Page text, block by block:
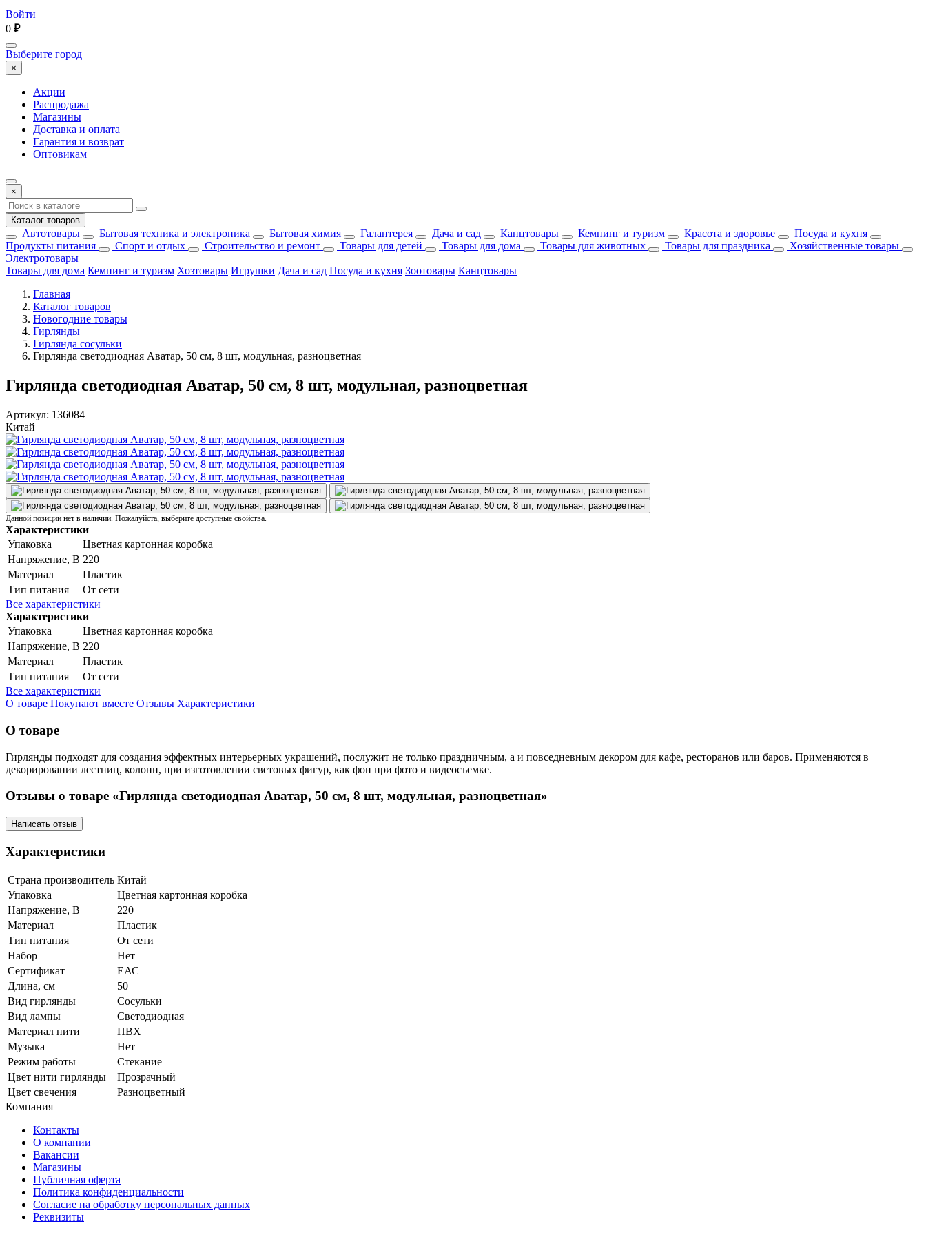
Войти
0 ₽
Выберите город
×
Акции
Распродажа
Магазины
Доставка и оплата
Гарантия и возврат
Оптовикам
×
Каталог товаров
Автотовары Бытовая техника и электроника Бытовая химия Галантерея Дача и сад Канцтовары Кемпинг и туризм Красота и здоровье
Посуда и кухня
Продукты питания
Спорт и отдых Строительство и ремонт Товары для детей Товары для дома Товары для животных Товары для праздника
Хозяйственные товары
Электротовары
Товары для дома Кемпинг и туризм Хозтовары Игрушки Дача и сад Посуда и кухня Зоотовары Канцтовары
Главная
Каталог товаров
Новогодние товары
Гирлянды
Гирлянда сосульки
Гирлянда светодиодная Аватар, 50 см, 8 шт, модульная, разноцветная
Гирлянда светодиодная Аватар, 50 см, 8 шт, модульная, разноцветная
Артикул: 136084
Китай
Данной позиции нет в наличии. Пожалуйста, выберите доступные свойства.
Характеристики
Упаковка
Цветная картонная коробка
Напряжение, В 220
Материал
Пластик
Тип питания
От сети
Все характеристики
Характеристики
Упаковка
Цветная картонная коробка
Напряжение, В 220
Материал
Пластик
Тип питания
От сети
Все характеристики
О товаре Покупают вместе Отзывы Характеристики
О товаре
Гирлянды подходят для создания эффектных интерьерных украшений, послужит не только праздничным, а и повседневным декором для кафе, ресторанов или баров. Применяются в
декорировании лестниц, колонн, при изготовлении световых фигур, как фон при фото и видеосъемке.
Отзывы о товаре «Гирлянда светодиодная Аватар, 50 см, 8 шт, модульная, разноцветная»
Написать отзыв
Характеристики
Страна производитель Китай
Упаковка
Цветная картонная коробка
Напряжение, В
220
Материал
Пластик
Тип питания
От сети
Набор
Нет
Сертификат
ЕАС
Длина, см
50
Вид гирлянды
Сосульки
Вид лампы
Светодиодная
Материал нити
ПВХ
Музыка
Нет
Режим работы
Стекание
Цвет нити гирлянды
Прозрачный
Цвет свечения
Разноцветный
Компания
Контакты
О компании
Вакансии
Магазины
Публичная оферта
Политика конфиденциальности
Согласие на обработку персональных данных
Реквизиты